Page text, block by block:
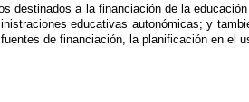
destinados a la financiación de la
educativas autonómicas; y
de financiación, la planificación en el